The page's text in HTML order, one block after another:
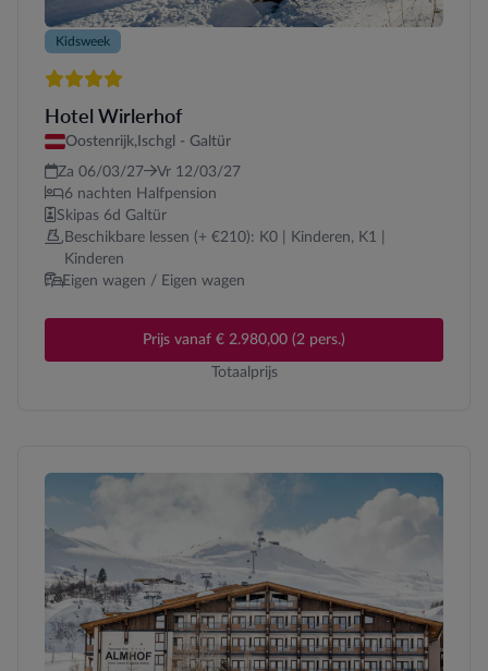
Kidsweek
4 sterren
Hotel Wirlerhof
Oostenrijk, Ischgl - Galtür
Za 06/03/27
Vr 12/03/27
6 nachten Halfpension
Skipas 6d Galtür
Beschikbare lessen (+ €210): K0 | Kinderen, K1 |
Kinderen
Eigen wagen / Eigen wagen
Prijs vanaf € 2.980,00 (2 pers.)
Totaalprijs